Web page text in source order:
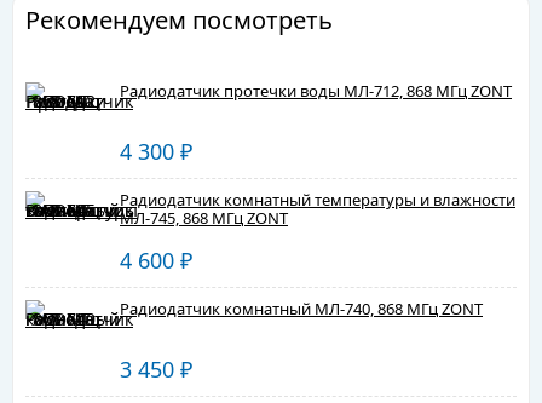
Рекомендуем посмотреть
Радиодатчик протечки воды МЛ-712, 868 МГц ZONT
4 300 ₽
Радиодатчик комнатный температуры и влажности
МЛ‑745, 868 МГц ZONT
4 600 ₽
Радиодатчик комнатный МЛ‑740, 868 МГц ZONT
3 450 ₽